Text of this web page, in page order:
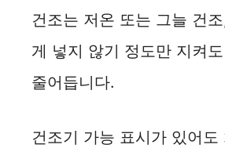
건조는 저온 또는 그늘 건
게 넣지 않기 정도만 지켜
줄어듭니다.
건조기 가능 표시가 있어도